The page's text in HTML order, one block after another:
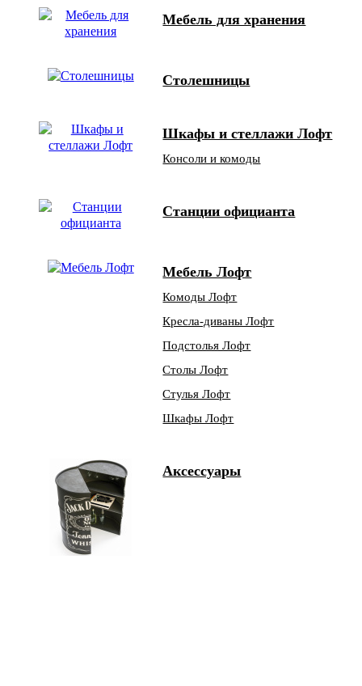
Мебель для хранения
Столешницы
Шкафы и стеллажи Лофт
Консоли и комоды
Станции официанта
Мебель Лофт
Комоды Лофт
Кресла-диваны Лофт
Подстолья Лофт
Столы Лофт
Стулья Лофт
Шкафы Лофт
Аксессуары